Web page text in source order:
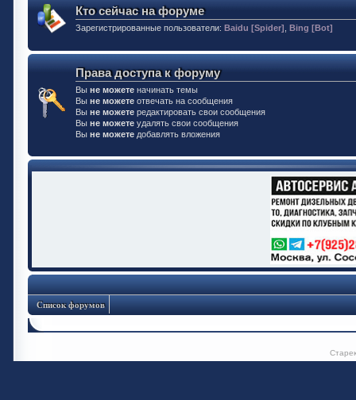
Кто сейчас на форуме
Зарегистрированные пользователи: Baidu [Spider] Bing [Bot]
Права доступа к форуму
Вы не можете начинать темы
Вы не можете отвечать на сообщения
Вы не можете редактировать свои сообщения
Вы не можете удалять свои сообщения
Вы не можете добавлять вложения
Список форумов